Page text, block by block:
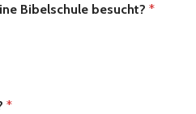
Bibelschule besucht? *
*